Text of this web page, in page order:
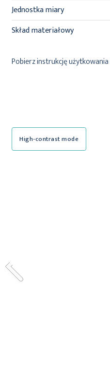
Jednostka miary
Skład materiałowy
Pobierz instrukcję
High-contrast mode